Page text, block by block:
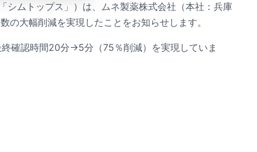
ムトップス」）は、ムネ製薬株式会社（本社：兵庫
大幅削減を実現したことをお知らせします。
確認時間20分→5分（75％削減）を実現していま